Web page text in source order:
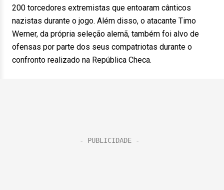
200 torcedores extremistas que entoaram cânticos
nazistas durante o jogo. Além disso, o atacante Timo
Werner, da própria seleção alemã, também foi alvo de
ofensas por parte dos seus compatriotas durante o
confronto realizado na República Checa.